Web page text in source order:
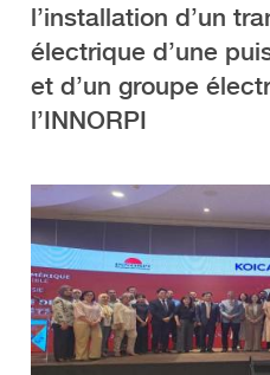
l’installation d’un
électrique d’une
et d’un groupe
l’INNORPI